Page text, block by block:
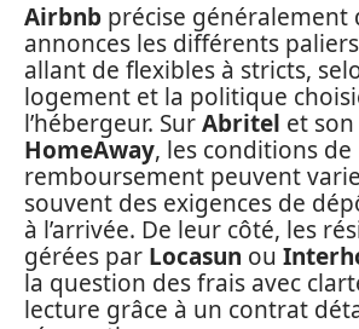
Airbnb précise généralement
annonces les différents
allant de flexibles à stricts,
logement et la politique
l’hébergeur. SurAbritel et
HomeAway, les conditions de
remboursement peuvent
souvent des exigences de
à l’arrivée. De leur côté, les
gérées par Locasun ou
la question des frais avec
lecture grâce à un contrat